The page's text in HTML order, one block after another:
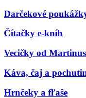
Darčekové
Čítačky e-kníh
Vecičky od
Káva, čaj a
Hrnčeky a fľaše